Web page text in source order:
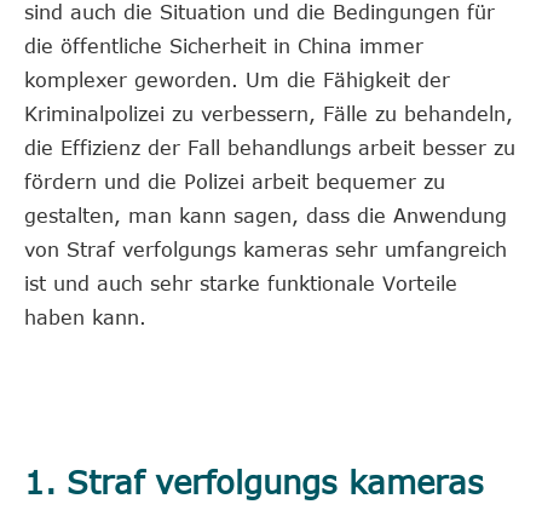
sind auch die Situation und die Bedingungen für
die öffentliche Sicherheit in China immer
komplexer geworden. Um die Fähigkeit der
Kriminalpolizei zu verbessern, Fälle zu behandeln,
die Effizienz der Fall behandlungs arbeit besser zu
fördern und die Polizei arbeit bequemer zu
gestalten, man kann sagen, dass die Anwendung
von Straf verfolgungs kameras sehr umfangreich
ist und auch sehr starke funktionale Vorteile
haben kann.
1. Straf verfolgungs kameras